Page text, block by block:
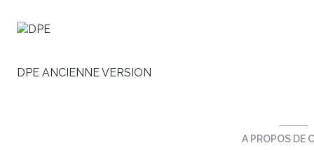
Réalisez votre projet LMNP. Pinel Zone A.
Informations et disponibilités au 06 98 80 86 74.
DPE ANCIENNE VERSION
A PROPOS DE